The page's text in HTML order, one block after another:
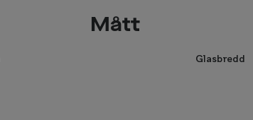
Mått
Glasbredd